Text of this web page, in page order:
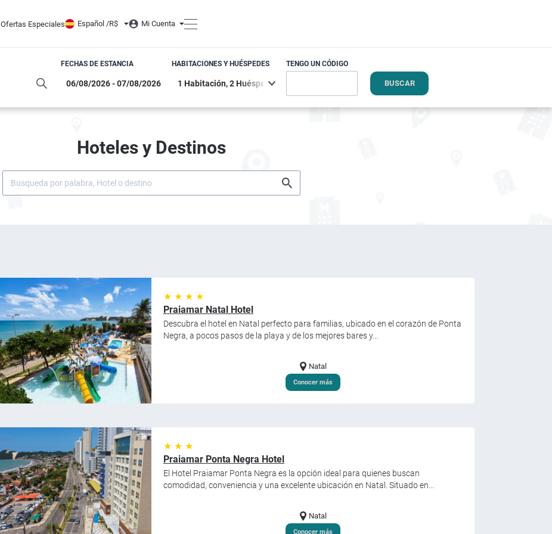
Ofertas Especiales Español /R$ Mi Cuenta
FECHAS DE ESTANCIA HABITACIONES Y HUÉSPEDES TENGO UN CÓDIGO
BUSCAR
Hoteles y Destinos
★ ★ ★ ★
Praiamar Natal Hotel
Descubra el hotel en Natal perfecto para familias, ubicado en el corazón de Ponta
Negra, a pocos pasos de la playa y de los mejores bares y...
Natal
Conocer más
★ ★ ★
Praiamar Ponta Negra Hotel
El Hotel Praiamar Ponta Negra es la opción ideal para quienes buscan
comodidad, conveniencia y una excelente ubicación en Natal. Situado en...
Natal
Conocer más